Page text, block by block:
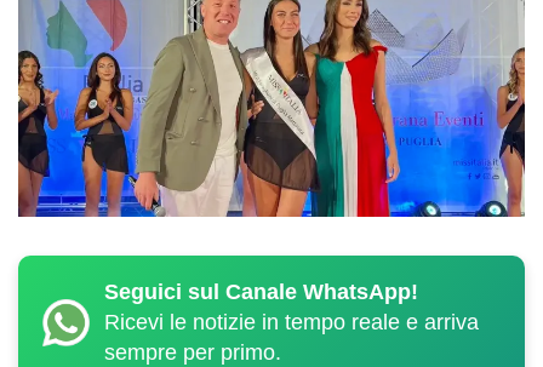
Seguici sul Canale WhatsApp!
Ricevi le notizie in tempo reale e arriva
sempre per primo.